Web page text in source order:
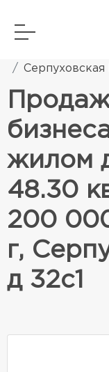
Серпуховская
жилом
48.30
200
г,
д 32с1